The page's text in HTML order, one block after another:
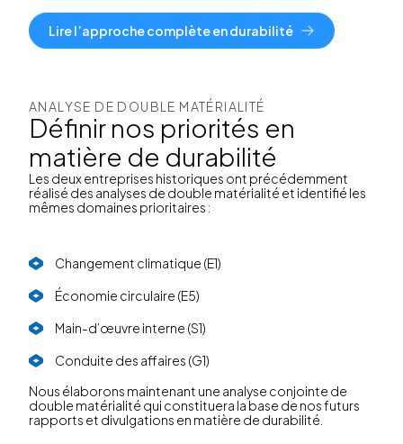
Lire l’approche complète en durabilité
ANALYSE DE DOUBLE MATÉRIALITÉ
Définir nos priorités en
matière de durabilité
Les deux entreprises historiques ont précédemment
réalisé des analyses de double matérialité et identifié les
mêmes domaines prioritaires :
Changement climatique (E1)
Économie circulaire (E5)
Main-d’œuvre interne (S1)
Conduite des affaires (G1)
Nous élaborons maintenant une analyse conjointe de
double matérialité qui constituera la base de nos futurs
rapports et divulgations en matière de durabilité.